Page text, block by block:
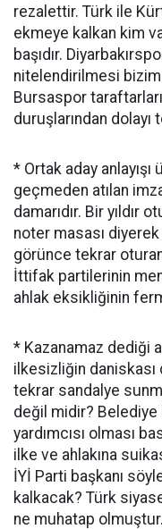
rezalettir. Türk ile
ekmeye kalkan kim
başıdır.
nitelendirilmesi
Bursaspor
duruşlarından
* Ortak aday
geçmeden atılan
damarıdır. Bir yıldır
noter masası
görünce tekrar
İttifak partilerinin
ahlak eksikliğinin
* Kazanamaz dediği
ilkesizliğin daniskası
tekrar sandalye
değil midir? Belediye
yardımcısı olması
ilke ve ahlakına
İYİ Parti başkanı
kalkacak? Türk
ne muhatap olmuştur.